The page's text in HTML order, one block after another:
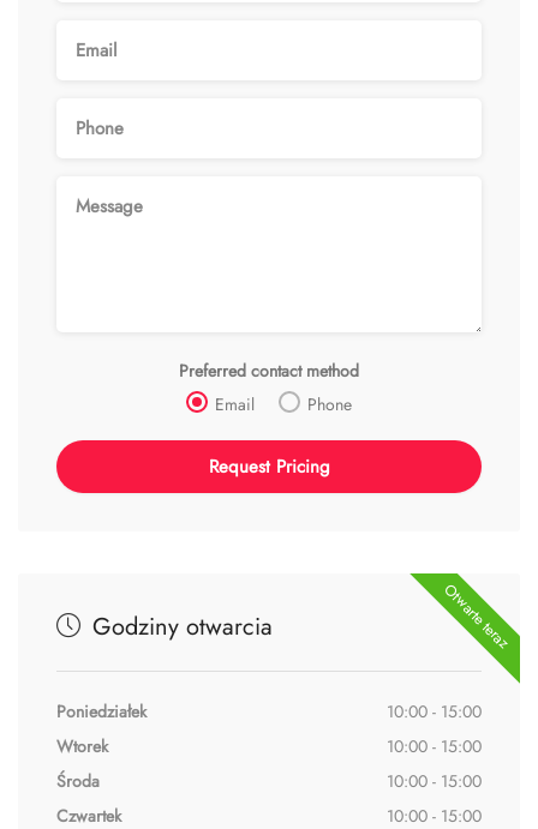
Preferred contact method
Email
Phone
Otwarte teraz
Godziny otwarcia
Poniedziałek
10:00 - 15:00
Wtorek
10:00 - 15:00
Środa
10:00 - 15:00
Czwartek
10:00 - 15:00